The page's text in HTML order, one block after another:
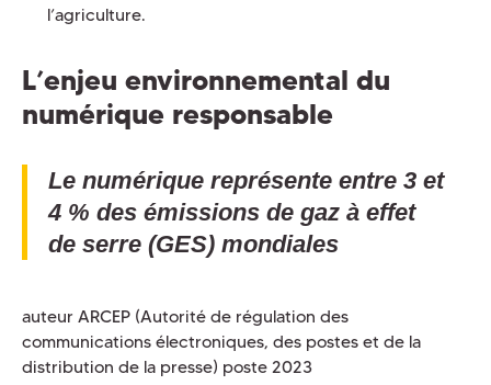
l’agriculture.
L’enjeu environnemental du
numérique responsable
Le numérique représente entre 3 et
4 % des émissions de gaz à effet
de serre (GES) mondiales
auteur ARCEP (Autorité de régulation des
communications électroniques, des postes et de la
distribution de la presse) poste 2023